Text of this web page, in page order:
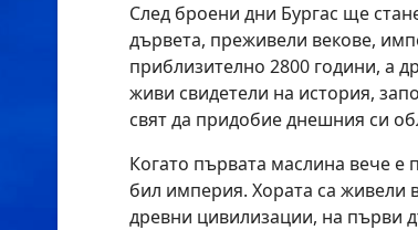
След броени дни Бургас ще
дървета, преживели векове,
приблизително 2800 години, а
живи свидетели на история,
свят да придобие днешния си
Когато първата маслина вече е
бил империя. Хората са живели
древни цивилизации, на първи